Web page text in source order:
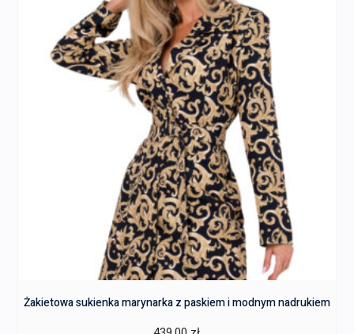
Żakietowa sukienka marynarka z paskiem i modnym nadrukiem